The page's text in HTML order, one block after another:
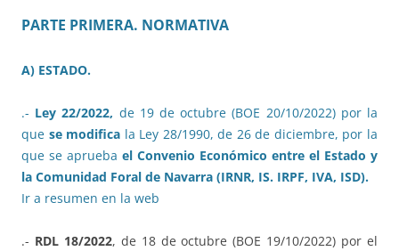
PARTE PRIMERA. NORMATIVA
A) ESTADO.
.- Ley 22/2022, de 19 de octubre (BOE 20/10/2022) por la
que se modifica la Ley 28/1990, de 26 de diciembre, por la
que se aprueba el Convenio Económico entre el Estado y
la Comunidad Foral de Navarra (IRNR, IS. IRPF, IVA, ISD).
Ir a resumen en la web
.- RDL 18/2022, de 18 de octubre (BOE 19/10/2022) por el